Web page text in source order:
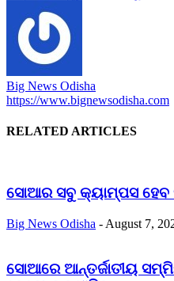
Big News Odisha
https://www.bignewsodisha.com
RELATED ARTICLES
ସୋଆର ସବୁ କ୍ୟାମ୍ପସ
Big News Odisha - August 7,
ସୋଆରେ ଆନ୍ତର୍ଜାତୀୟ